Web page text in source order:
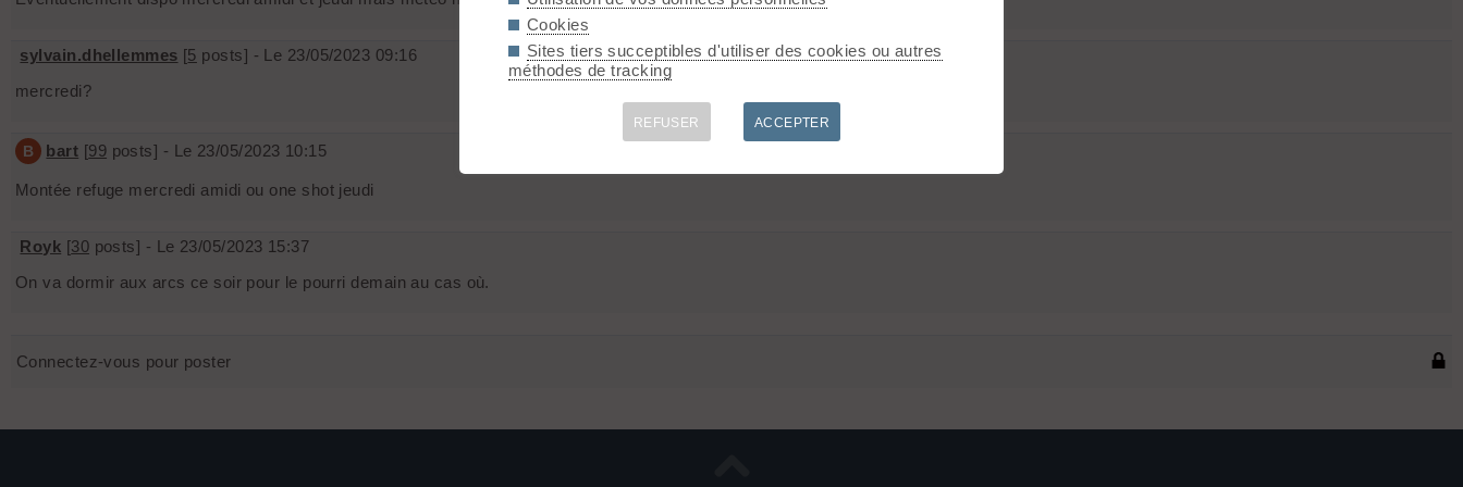
sylvain.dhellemmes [5 posts] - Le 23/05/2023 09:16
mercredi?
B bart [99 posts] - Le 23/05/2023 10:15
Montée refuge mercredi amidi ou one shot jeudi
Royk [30 posts] - Le 23/05/2023 15:37
On va dormir aux arcs ce soir pour le pourri demain au cas où.
Connectez-vous pour poster
Cookies
Sites tiers succeptibles d'utiliser des cookies ou autres
méthodes de tracking
REFUSER ACCEPTER